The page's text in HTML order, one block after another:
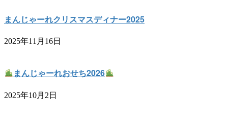
まんじゃーれクリスマスディナー2025
2025年11月16日
まんじゃーれおせち2026
2025年10月2日